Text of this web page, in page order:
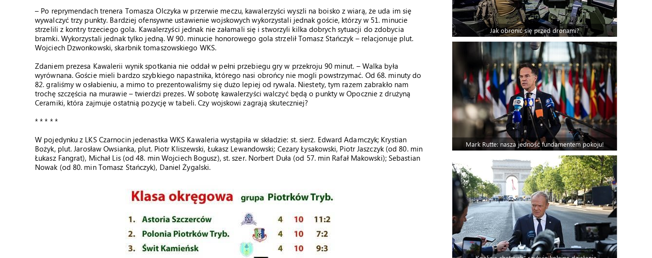
– Po reprymendach trenera Tomasza Olczyka w przerwie meczu, kawalerzyści wyszli na boisko z wiarą, że uda im się
wywalczyć trzy punkty. Bardziej ofensywne ustawienie wojskowych wykorzystali jednak goście, którzy w 51. minucie
strzelili z kontry trzeciego gola. Kawalerzyści jednak nie załamali się i stworzyli kilka dobrych sytuacji do zdobycia
bramki. Wykorzystali jednak tylko jedną. W 90. minucie honorowego gola strzelił Tomasz Stańczyk – relacjonuje plut.
Wojciech Dzwonkowski, skarbnik tomaszowskiego WKS.
Zdaniem prezesa Kawalerii wynik spotkania nie oddał w pełni przebiegu gry w przekroju 90 minut. – Walka była
wyrównana. Goście mieli bardzo szybkiego napastnika, którego nasi obrońcy nie mogli powstrzymać. Od 68. minuty do
82. graliśmy w osłabieniu, a mimo to prezentowaliśmy się dużo lepiej od rywala. Niestety, tym razem zabrakło nam
trochę szczęścia na murawie – twierdzi prezes. W sobotę kawalerzyści walczyć będą o punkty w Opocznie z drużyną
Ceramiki, która zajmuje ostatnią pozycję w tabeli. Czy wojskowi zagrają skuteczniej?
* * * * *
W pojedynku z LKS Czarnocin jedenastka WKS Kawaleria wystąpiła w składzie: st. sierż. Edward Adamczyk; Krystian
Bożyk, plut. Jarosław Owsianka, plut. Piotr Kliszewski, Łukasz Lewandowski; Cezary Łysakowski, Piotr Jaszczyk (od 80. min
Łukasz Fangrat), Michał Lis (od 48. min Wojciech Bogusz), st. szer. Norbert Duła (od 57. min Rafał Makowski); Sebastian
Nowak (od 80. min Tomasz Stańczyk), Daniel Żygalski.
Jak obronić się przed dronami?
Mark Rutte: nasza jedność fundamentem pokoju!